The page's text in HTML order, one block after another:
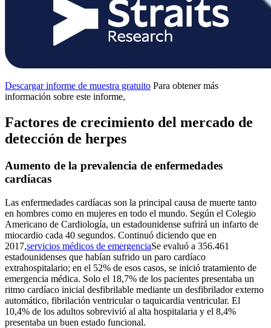
Descargar informe de muestra gratuito Para obtener más
información sobre este informe,
Factores de crecimiento del mercado de
detección de herpes
Aumento de la prevalencia de enfermedades
cardíacas
Las enfermedades cardíacas son la principal causa de muerte tanto
en hombres como en mujeres en todo el mundo. Según el Colegio
Americano de Cardiología, un estadounidense sufrirá un infarto de
miocardio cada 40 segundos. Continuó diciendo que en
2017,servicios médicos de emergenciaSe evaluó a 356.461
estadounidenses que habían sufrido un paro cardíaco
extrahospitalario; en el 52% de esos casos, se inició tratamiento de
emergencia médica. Solo el 18,7% de los pacientes presentaba un
ritmo cardíaco inicial desfibrilable mediante un desfibrilador externo
automático, fibrilación ventricular o taquicardia ventricular. El
10,4% de los adultos sobrevivió al alta hospitalaria y el 8,4%
presentaba un buen estado funcional.